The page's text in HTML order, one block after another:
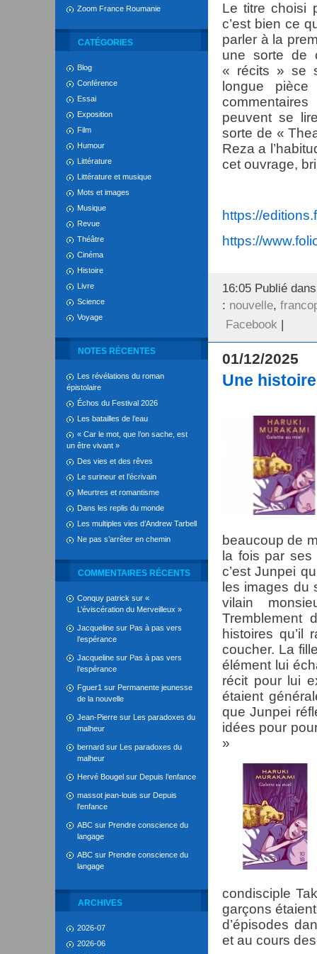
Zoom France Roumanie
CATÉGORIES
Blog
Conférence
Essai
Exposition
Film
Humour
Littérature
Littérature et musique
Mots et images
Musique
Revue
Théâtre
Cinéma
Histoire
Livre
Science
Voyage
NOTES RÉCENTES
Les révélations du roman
épistolaire
Échos du Festival 2026
Les batailles de l’eau
« Car le mot, que l’on sache, est
un être vivant »
Des vies et des rêves
Le surineur et l’écrivain
Meurtres et romantisme
Dans les replis du monde
Les multiples vies d’Andrew Tarbell
Ne pas s’arrêter en chemin
COMMENTAIRES RÉCENTS
Conquy patrick sur «
L’éviscération du Merveilleux »
Jacqueline sur Pas à pas vers
l’espérance
Jacqueline sur Pas à pas vers
l’espérance
Fguer1 sur Permanente jeunesse
de la nouvelle
Jean-Pierre sur Les paradoxes du
malheur
bernard sur Les paradoxes du
malheur
Hervé Bougel sur Depuis l’enfance
massot jean-louis sur Depuis
l’enfance
ABC sur Prendre conscience du
langage
ABC sur Prendre conscience du
langage
ARCHIVES
2026-07
2026-06
Le titre choisi
c’est bien ce
parler à la
une sorte de
« récits » se
longue
peuvent se
sorte de «
Reza a
cet ouvrage,
https://
https://
16:05 Publié
: nouvelle,
Facebook |
01/12/2025
Une histoire
beaucoup de
la fois par
c’est Junpei
les images du
vilain
Tremblement
histoires
coucher. La
élément lui
récit pour lui
étaient
que Junpei
idées pour
»
condisciple
garçons
d’épisodes
et au cours